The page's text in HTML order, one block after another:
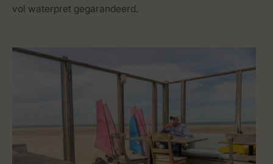
vol waterpret gegarandeerd.